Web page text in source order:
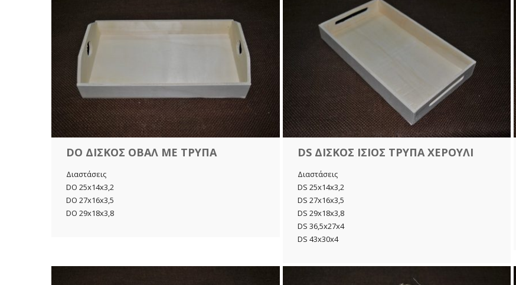
DO ΔΙΣΚΟΣ ΟΒΑΛ ΜΕ ΤΡΥΠΑ
Διαστάσεις
DO 25x14x3,2
DO 27x16x3,5
DO 29x18x3,8
DS ΔΙΣΚΟΣ ΙΣΙΟΣ ΤΡΥΠΑ ΧΕΡΟΥΛΙ
Διαστάσεις
DS 25x14x3,2
DS 27x16x3,5
DS 29x18x3,8
DS 36,5x27x4
DS 43x30x4